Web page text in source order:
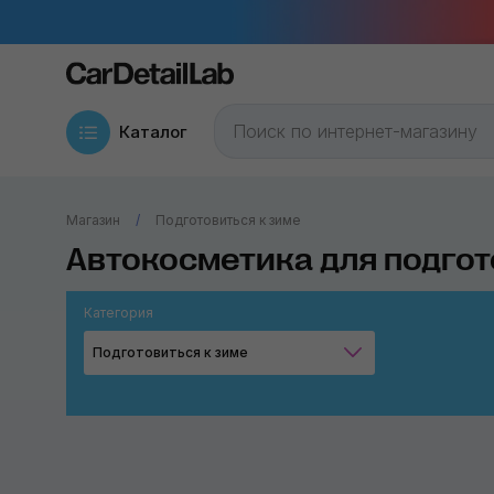
Каталог
Магазин Подготовиться к зиме
Автокосметика для
Категория
Подготовиться к зиме